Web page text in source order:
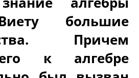
большие
Причем
к алгебре